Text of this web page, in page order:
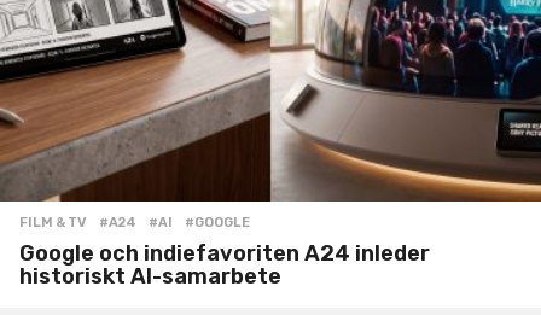
FILM & TV #A24 ,#AI ,#GOOGLE
Google och indiefavoriten A24 inleder
historiskt AI-samarbete